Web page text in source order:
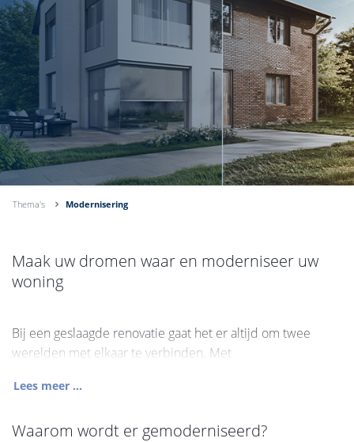
Thema's Modernisering
Maak uw dromen waar en moderniseer uw
woning
Bij een geslaagde renovatie gaat het er altijd om twee
werelden met elkaar te verbinden. Met
Lees meer ...
Waarom wordt er gemoderniseerd?